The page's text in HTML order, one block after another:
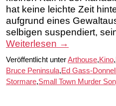
hat keine leichte Zeit
aufgrund eines
selbigen suspendiert,
Weiterlesen →
Veröffentlicht unterArthouse,Kino,
Bruce Peninsula,Ed Gass-
Stormare,Small Town Murder